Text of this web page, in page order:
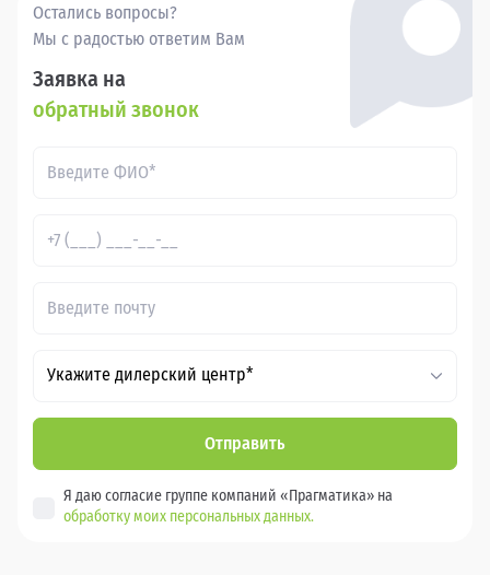
Остались вопросы?
Мы с радостью ответим Вам
Заявка на
обратный звонок
Укажите дилерский центр*
Отправить
Я даю согласие группе компаний «Прагматика» на
обработку моих персональных данных.